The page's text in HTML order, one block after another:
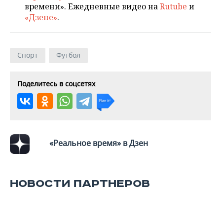
ВОЛЕЙБОЛ
ВОДНЫЕ ВИДЫ СПОРТА
ХОККЕЙ С МЯЧОМ
ИСТОРИЯ
ОБРАЗОВАНИЕ
ПРОИСШЕСТВИЯ
СПИСОК ПЕРСОН
ПОЛНАЯ ВЕРСИЯ
времени». Ежедневные видео наRutube и
«Дзене».
Спорт Футбол
Поделитесь в соцсетях
«Реальное время» в Дзен
НОВОСТИ ПАРТНЕРОВ